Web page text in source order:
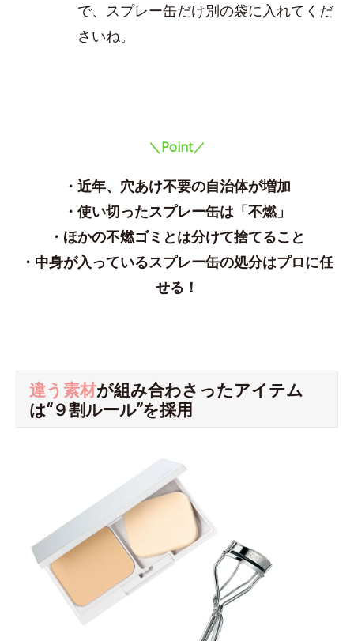
で、スプレー缶だけ別の袋に入れてくだ
さいね。
＼Point／
・近年、穴あけ不要の自治体が増加
・使い切ったスプレー缶は「不燃」
・ほかの不燃ゴミとは分けて捨てること
・中身が入っているスプレー缶の処分はプロに任
せる！
違う素材が組み合わさったアイテム
は“９割ルール”を採用